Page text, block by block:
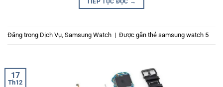
Đăng trong Dịch Vụ Samsung Watch | Được gắn thẻ samsung watch 5
17
Th12